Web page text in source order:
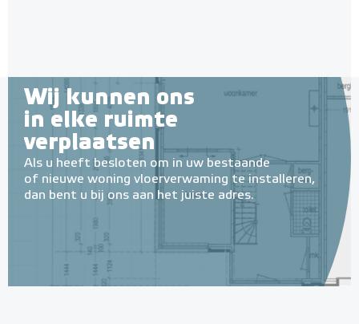
Wij kunnen ons
in elke ruimte
verplaatsen
Als u heeft besloten om in uw bestaande
of nieuwe woning vloerverwaming te installeren,
dan bent u bij ons aan het juiste adres.